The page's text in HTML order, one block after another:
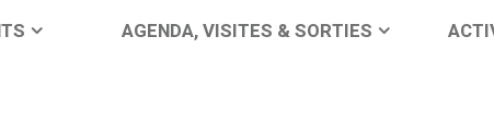
AGENDA, VISITES & SORTIES